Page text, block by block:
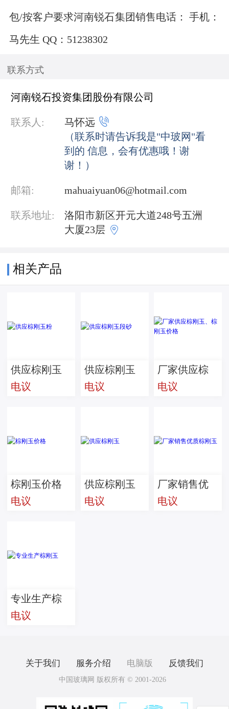
包/按客户要求河南锐石集团销售电话： 手机：
马先生 QQ：51238302
联系方式
河南锐石投资集团股份有限公司
联系人: 马怀远 
（联系时请告诉我是"中玻网"看
到的 信息，会有优惠哦！谢
谢！）
邮箱: mahuaiyuan06@hotmail.com
联系地址:
洛阳市新区开元大道248号五洲
大厦23层 
相关产品
供应棕刚玉
粉
电议
供应棕刚玉
段砂
电议
厂家供应棕
刚玉、棕刚
电议
棕刚玉价格
电议
供应棕刚玉
电议
厂家销售优
质棕刚玉
电议
专业生产棕
刚玉
电议
关于我们 服务介绍 电脑版 反馈我们
中国玻璃网 版权所有 © 2001-2026